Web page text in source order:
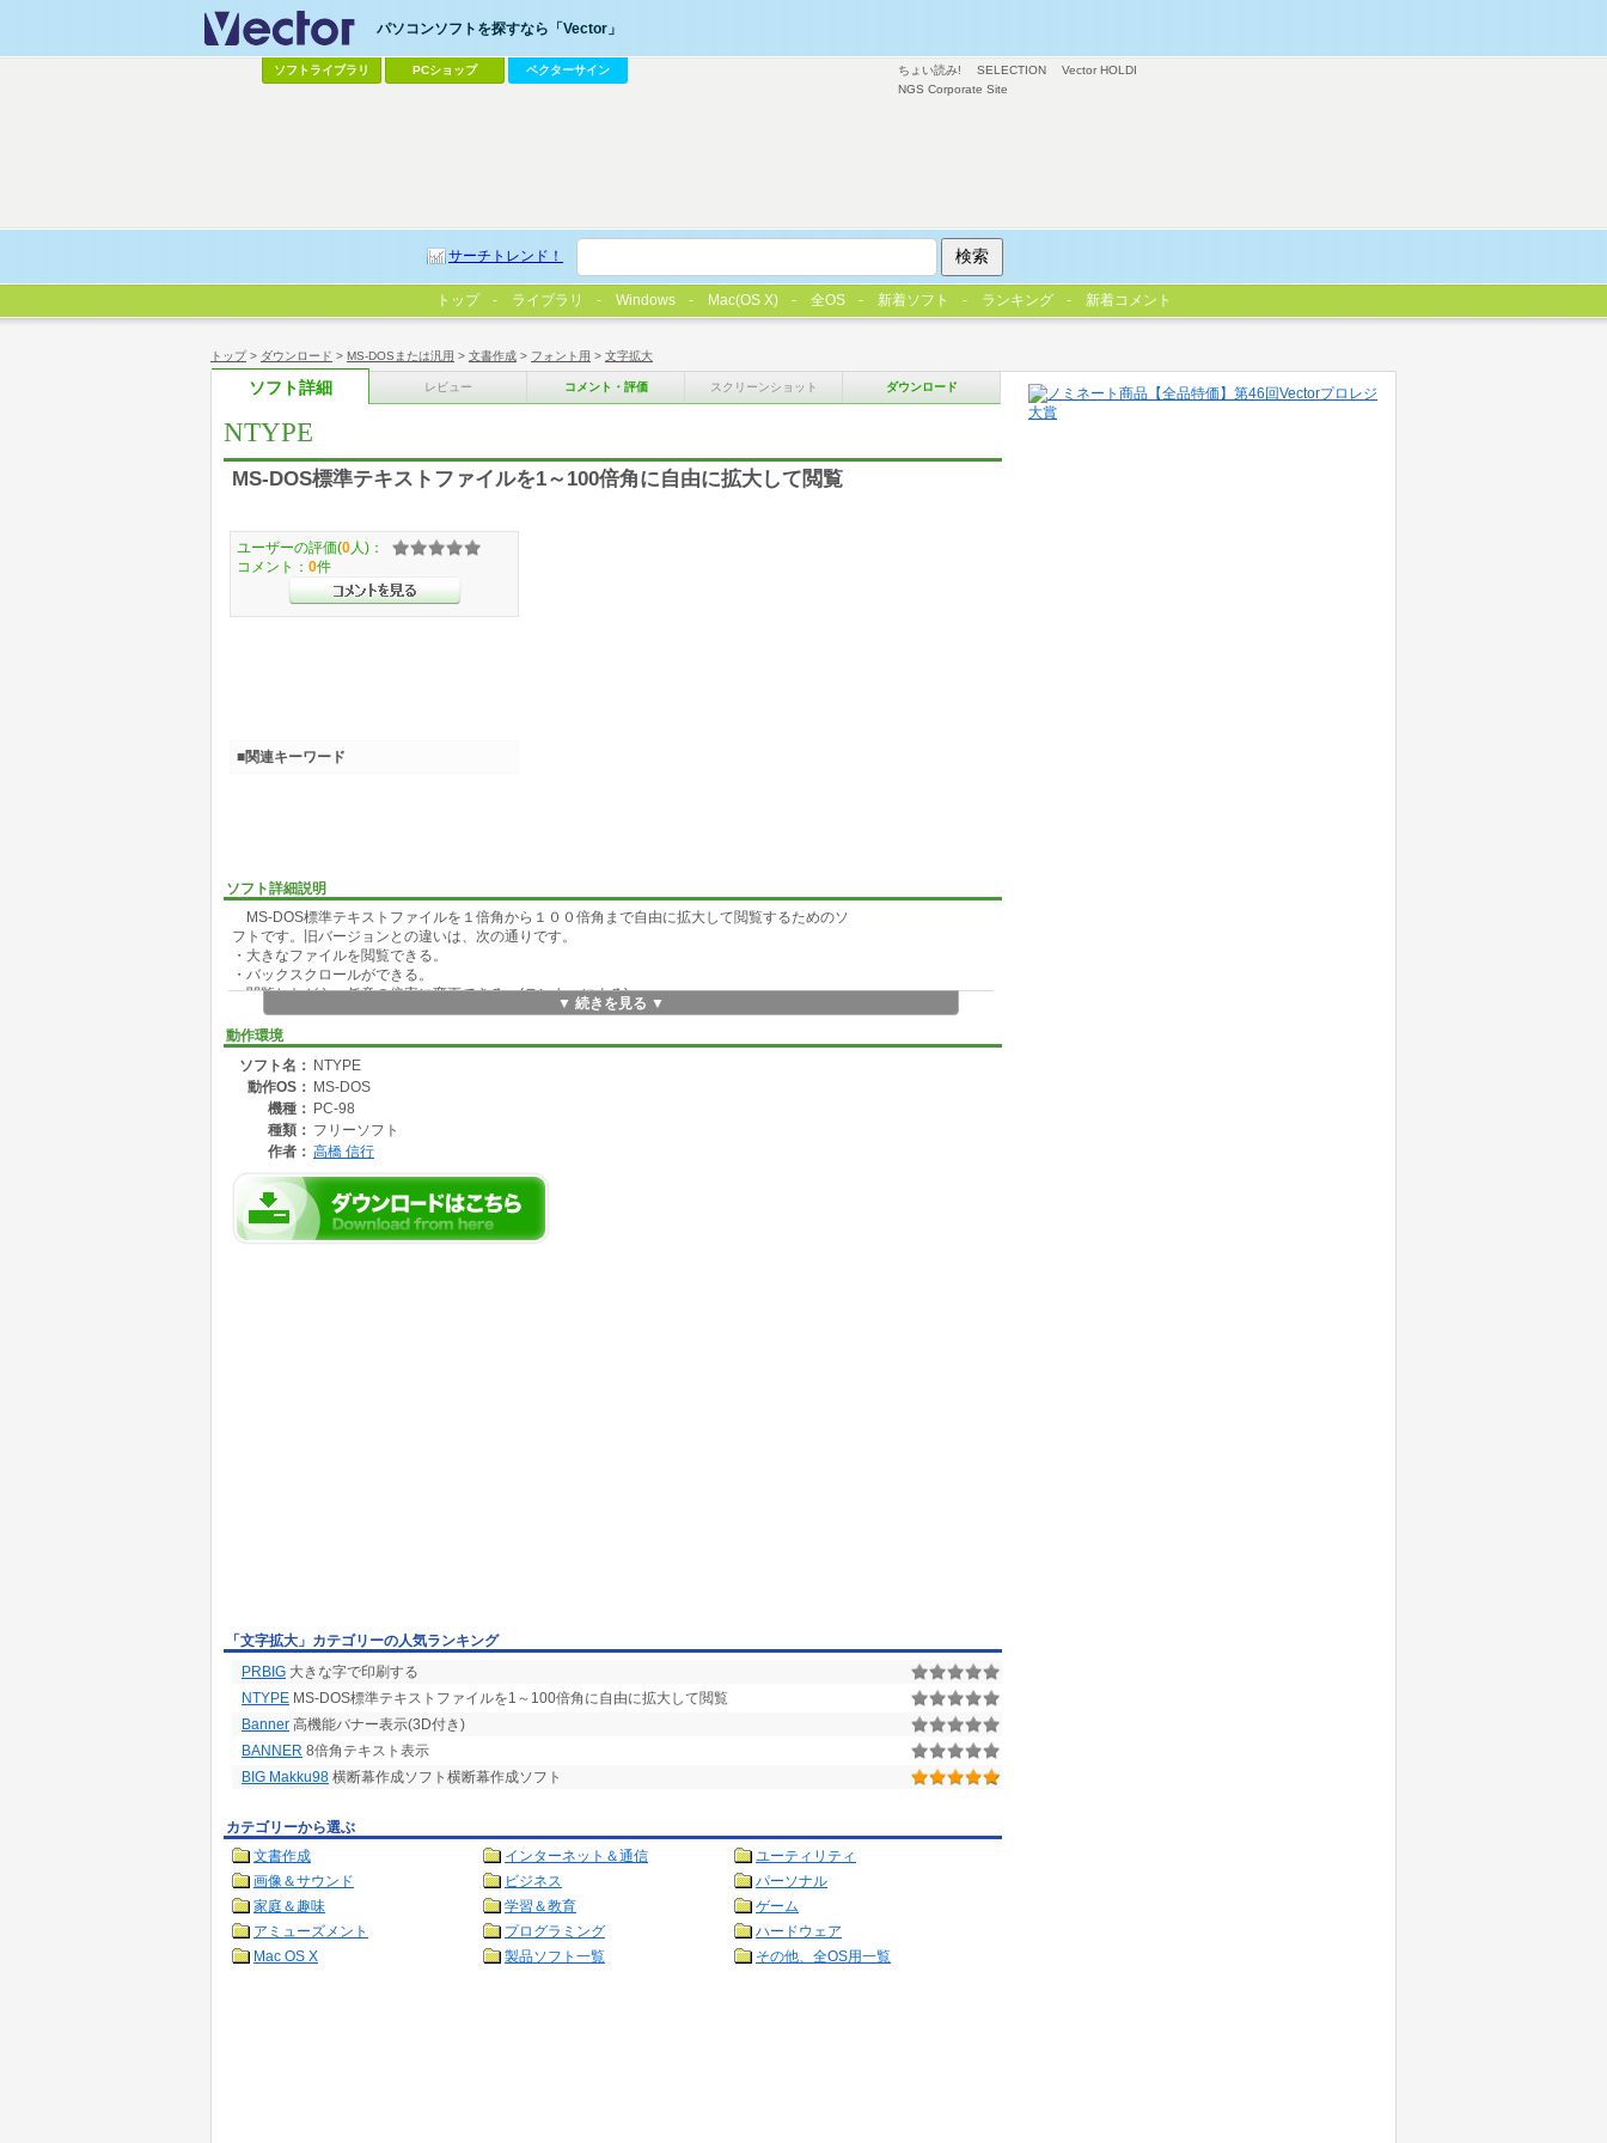
トップ> ダウンロード > MS-DOSまたは汎用 > 文書作成 > フォント用 > 文字拡大
ソフト詳細 レビュー コメント・評価 スクリーンショット ダウンロード
NTYPE
MS-DOS標準テキストファイルを1～100倍角に自由に拡大して閲覧
ソフト詳細説明
MS-DOS標準テキストファイルを１倍角から１００倍角まで自由に拡大して閲覧するためのソ
フトです。旧バージョンとの違いは、次の通りです。
・大きなファイルを閲覧できる。
・バックスクロールができる。
・閲覧しながら、任意の倍率に変更できる。(テンキーによる)
・検索ができる。
・拡大文字ファイラーがついた。
・オートスクロールのインターバルを設定できる
▼ 続きを見る ▼
動作環境
ソフト名： NTYPE
動作OS： MS-DOS
機種： PC-98
種類： フリーソフト
作者： 高橋 信行
ユーザーの評価(0 人)：
コメント： 0件
■関連キーワード
「文字拡大」カテゴリーの人気ランキング
PRBIG 大きな字で印刷する
NTYPE MS-DOS標準テキストファイルを1～100倍角に自由に拡大して閲覧
Banner 高機能バナー表示(3D付き)
BANNER 8倍角テキスト表示
BIG Makku98 横断幕作成ソフト横断幕作成ソフト
カテゴリーから選ぶ
文書作成
インターネット＆通信
ユーティリティ
画像＆サウンド
ビジネス
パーソナル
家庭＆趣味
学習＆教育
ゲーム
アミューズメント
プログラミング
ハードウェア
Mac OS X
製品ソフト一覧 その他、全OS用一覧
ちょい読み! SELECTION
Vector HOLDI
NGS Corporate Site
パソコンソフトを探すなら「Vector」
ソフトライブラリ PCショップ ベクターサイン
サーチトレンド！
トップ ライブラリ Windows Mac(OS X) 全OS 新着ソフト ランキング 新着コメント